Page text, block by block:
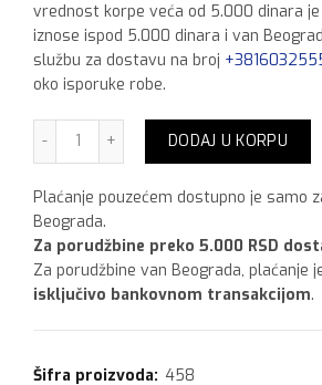
vrednost korpe veća od 5.000 dinara je
iznose ispod 5.000 dinara i van
službu za dostavu na broj
oko isporuke robe.
Četka korner zglobna količina
DODAJ U KORPU
Plaćanje pouzećem dostupno je samo
Beograda.
Za porudžbine preko 5.000 RSD
Za porudžbine van Beograda, plaćanje
isključivo bankovnom transakcijom.
Šifra proizvoda: 458